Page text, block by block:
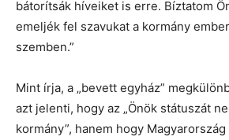
bátorítsák híveiket is erre. Bíztatom
emeljék fel szavukat a kormány
szemben.”
Mint írja, a „bevett egyház”
azt jelenti, hogy az „Önök státuszát
kormány”, hanem hogy